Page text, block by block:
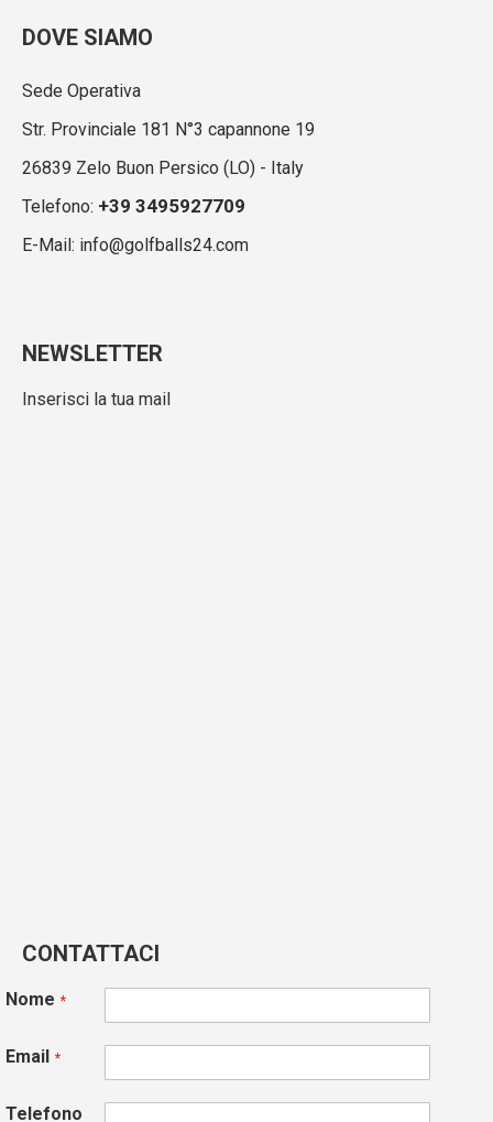
DOVE SIAMO
Sede Operativa
Str. Provinciale 181 N°3 capannone 19
26839 Zelo Buon Persico (LO) - Italy
Telefono: +39 3495927709
E-Mail: info@golfballs24.com
NEWSLETTER
Inserisci la tua mail
CONTATTACI
Nome
Email
Telefono